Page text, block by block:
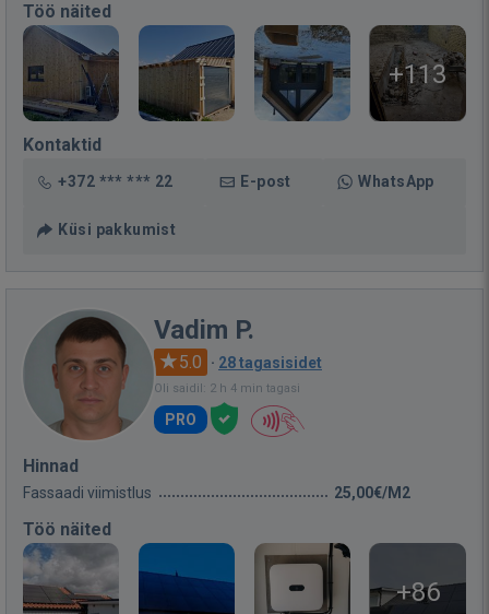
Töö näited
+113
Kontaktid
+372 *** *** 22 E-post WhatsApp
Küsi pakkumist
Vadim P.
5.0 · 28 tagasisidet
Oli saidil: 2 h 4 min tagasi
PRO
Hinnad
Fassaadi viimistlus 25,00€/M2
Töö näited
+86